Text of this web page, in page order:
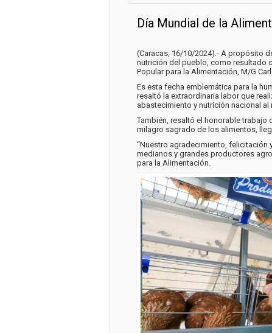
Día Mundial de la
(Caracas, 16/10/2024).- A propósito
nutrición del pueblo, como resultado
Popular para la Alimentación, M/G
Es esta fecha emblemática para la
resaltó la extraordinaria labor que
abastecimiento y nutrición nacional
También, resaltó el honorable trabajo
milagro sagrado de los alimentos,
“Nuestro agradecimiento, felicitación
medianos y grandes productores
para la Alimentación.